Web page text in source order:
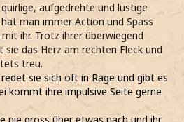
aufgedrehte und lustige
man immer Action und Spass
ihr. Trotz ihrer überwiegend
das Herz am rechten Fleck und
treu.
sie sich oft in Rage und gibt es
kommt ihre impulsive Seite gerne